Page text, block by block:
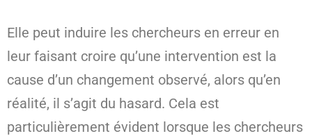
Elle peut induire les chercheurs en erreur en
leur faisant croire qu’une intervention est la
cause d’un changement observé, alors qu’en
réalité, il s’agit du hasard. Cela est
particulièrement évident lorsque les chercheurs